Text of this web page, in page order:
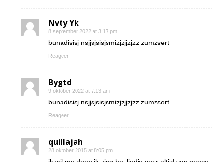
Nvty Yk
8 september 2022 at 3:17 pm
bunadisisj nsjjsjsisjsmizjzjjzjzz zumzsert
Reageer
Bygtd
9 oktober 2022 at 7:13 am
bunadisisj nsjjsjsisjsmizjzjjzjzz zumzsert
Reageer
quillajah
28 oktober 2015 at 8:05 pm